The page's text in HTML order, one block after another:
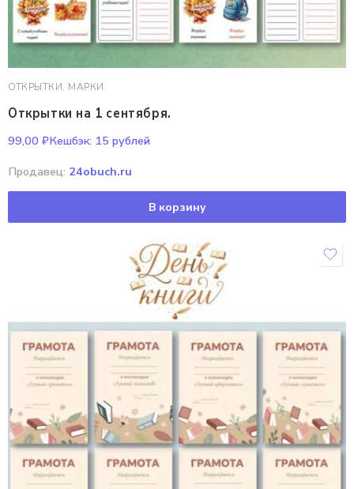
ОТКРЫТКИ, МАРКИ
Открытки на 1 сентября.
99,00 ₽Кешбэк: 15 рублей
Продавец: 24obuch.ru
В корзину